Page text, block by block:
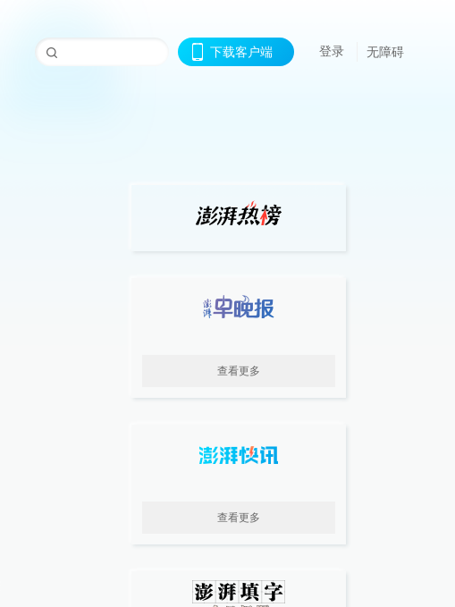
下载客户端 登录 无障碍
查看更多
查看更多